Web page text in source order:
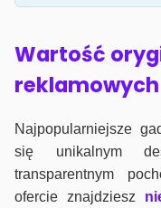
Wartość
reklamowych
Najpopularniejsze
się unikalnym
transparentnym
ofercie znajdziesz